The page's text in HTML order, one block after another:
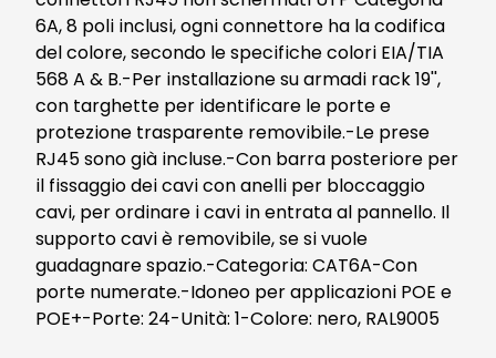
6A, 8 poli inclusi, ogni connettore ha la codifica
del colore, secondo le specifiche colori EIA/TIA
568 A & B.-Per installazione su armadi rack 19'',
con targhette per identificare le porte e
protezione trasparente removibile.-Le prese
RJ45 sono già incluse.-Con barra posteriore per
il fissaggio dei cavi con anelli per bloccaggio
cavi, per ordinare i cavi in entrata al pannello. Il
supporto cavi è removibile, se si vuole
guadagnare spazio.-Categoria: CAT6A-Con
porte numerate.-Idoneo per applicazioni POE e
POE+-Porte: 24-Unità: 1-Colore: nero, RAL9005